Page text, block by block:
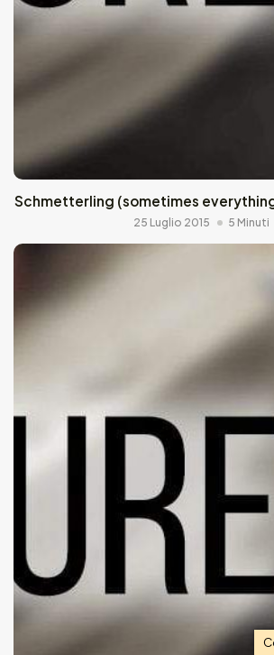
Schmetterling (sometimes
25 Luglio 2015 5 Minuti